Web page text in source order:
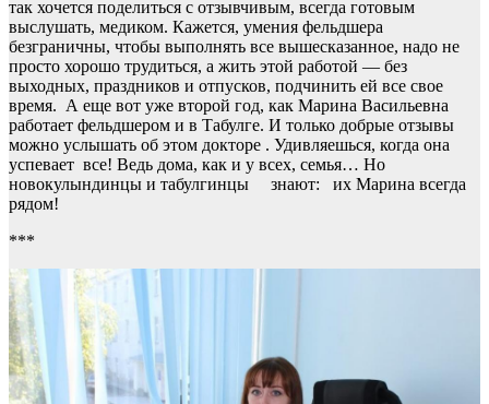
так хочется поделиться с отзывчивым, всегда готовым
выслушать, медиком. Кажется, умения фельдшера
безграничны, чтобы выполнять все вышесказанное, надо не
просто хорошо трудиться, а жить этой работой — без
выходных, праздников и отпусков, подчинить ей все свое
время. А еще вот уже второй год, как Марина Васильевна
работает фельдшером и в Табулге. И только добрые отзывы
можно услышать об этом докторе . Удивляешься, когда она
успевает все! Ведь дома, как и у всех, семья… Но
новокулындинцы и табулгинцы знают: их Марина всегда
рядом!
***